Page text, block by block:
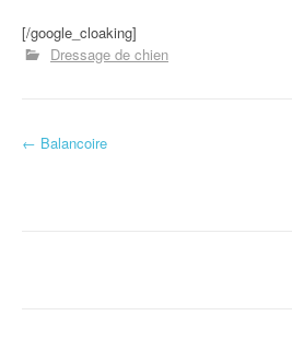
[/google_cloaking]
Dressage de chien
Navigation d'article
← Balancoire